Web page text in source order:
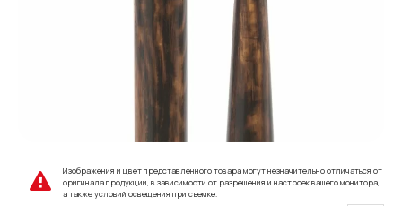
Изображения и цвет представленного товара могут незначительно отличаться от
оригинала продукции, в зависимости от разрешения и настроек вашего монитора,
а также условий освещения при съемке.